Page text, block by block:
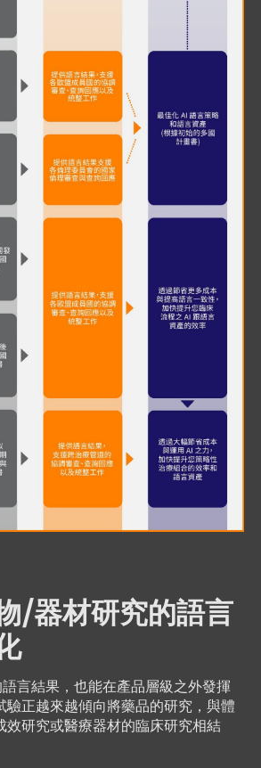
/器材研究的語言
言結果，也能在產品層級之外發揮
驗正越來越傾向將藥品的研究，與體
效研究或醫療器材的臨床研究相結